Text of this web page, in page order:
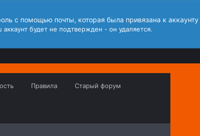
с помощью почты, которая была привязана к
будет не подтвержден - он удаляется.
Правила Старый форум